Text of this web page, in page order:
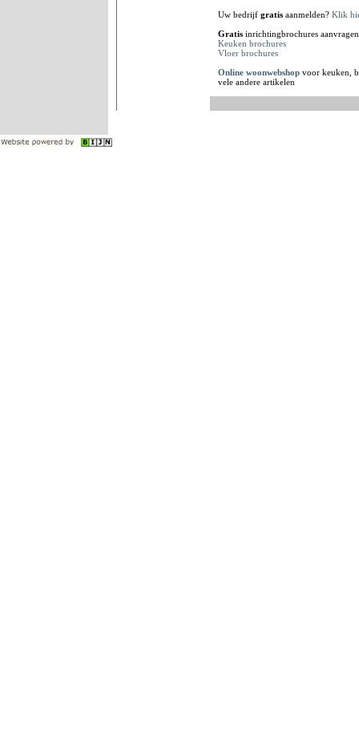
Uw bedrijf gratis aanmelden? Klik
Gratis inrichtingbrochures
Keuken brochures
Vloer brochures
Online woonwebshop voor keuken,
vele andere artikelen